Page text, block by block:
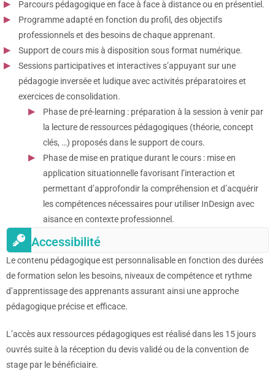
Parcours pédagogique en face à face à distance ou en présentiel.
Programme adapté en fonction du profil, des objectifs
professionnels et des besoins de chaque apprenant.
Support de cours mis à disposition sous format numérique.
Sessions participatives et interactives s’appuyant sur une
pédagogie inversée et ludique avec activités préparatoires et
exercices de consolidation.
Phase de pré-learning : préparation à la session à venir par
la lecture de ressources pédagogiques (théorie, concept
clés, …) proposés dans le support de cours.
Phase de mise en pratique durant le cours : mise en
application situationnelle favorisant l’interaction et
permettant d’approfondir la compréhension et d’acquérir
les compétences nécessaires pour utiliser InDesign avec
aisance en contexte professionnel.
Accessibilité
Le contenu pédagogique est personnalisable en fonction des durées
de formation selon les besoins, niveaux de compétence et rythme
d’apprentissage des apprenants assurant ainsi une approche
pédagogique précise et efficace.
L’accès aux ressources pédagogiques est réalisé dans les 15 jours
ouvrés suite à la réception du devis validé ou de la convention de
stage par le bénéficiaire.